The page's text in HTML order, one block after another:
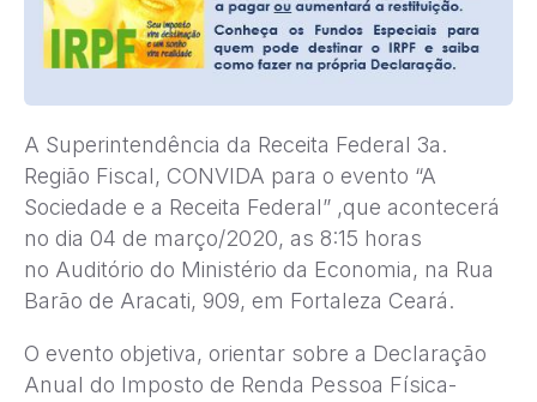
A Superintendência da Receita Federal 3a.
Região Fiscal, CONVIDA para o evento “A
Sociedade e a Receita Federal” ,que acontecerá
no dia 04 de março/2020, as 8:15 horas
no Auditório do Ministério da Economia, na Rua
Barão de Aracati, 909, em Fortaleza Ceará.
O evento objetiva, orientar sobre a Declaração
Anual do Imposto de Renda Pessoa Física-